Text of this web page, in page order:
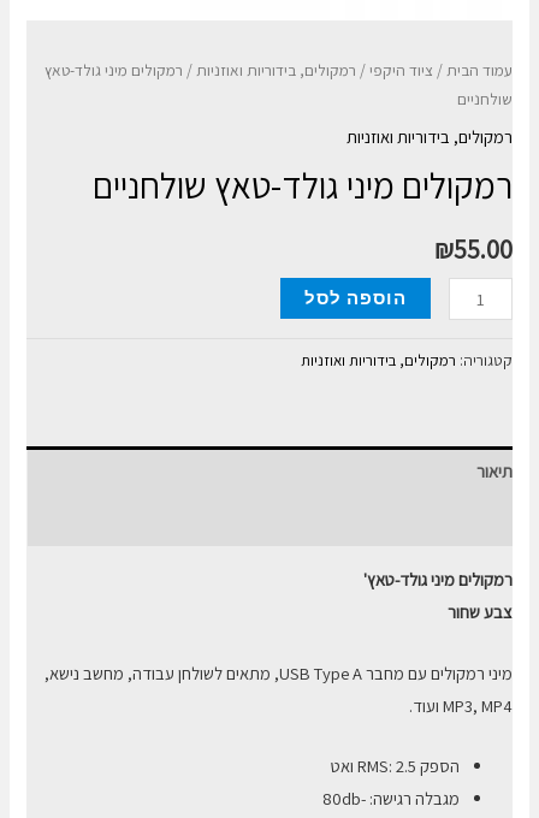
עמוד הבית/ ציוד היקפי/ רמקולים, בידוריות ואוזניות/ רמקולים מיני גולד-טאץ
שולחניים
רמקולים, בידוריות ואוזניות
רמקולים מיני גולד-טאץ שולחניים
₪55.00
כמות
של
רמקולים
שולחניים
הוספה לסל
קטגוריה: רמקולים, בידוריות ואוזניות
תיאור
רמקולים מיני גולד-טאץ'
צבע שחור
מיני רמקולים עם מחבר USB Type A, מתאים לשולחן עבודה, מחשב נישא,
MP3, MP4 ועוד.
הספק RMS: 2.5 ואט
מגבלה רגישה: -80db